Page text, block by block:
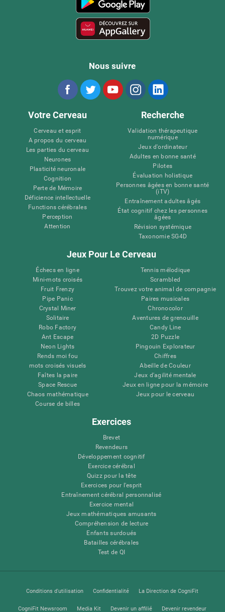
Nous suivre
Votre Cerveau
Cerveau et esprit
A propos du cerveau
Les parties du cerveau
Neurones
Plasticité neuronale
Cognition
Perte de Mémoire
Déficience intellectuelle
Functions cérébrales
Perception
Attention
Recherche
Validation thérapeutique
numérique
Jeux d'ordinateur
Adultes en bonne santé
Pilotes
Évaluation holistique
Personnes âgées en bonne santé
(iTV)
Entraînement adultes âgés
État cognitif chez les personnes
âgées
Révision systémique
Taxonomie SG4D
Jeux Pour Le Cerveau
Échecs en ligne
Mini-mots croisés
Fruit Frenzy
Pipe Panic
Crystal Miner
Solitaire
Robo Factory
Ant Escape
Neon Lights
Rends moi fou
mots croisés visuels
Faîtes la paire
Space Rescue
Chaos mathématique
Course de billes
Tennis mélodique
Scrambled
Trouvez votre animal de compagnie
Paires musicales
Chronocolor
Aventures de grenouille
Candy Line
2D Puzzle
Pingouin Explorateur
Chiffres
Abeille de Couleur
Jeux d'agilité mentale
Jeux en ligne pour la mémoire
Jeux pour le cerveau
Exercices
Brevet
Revendeurs
Développement cognitif
Exercice cérébral
Quizz pour la tête
Exercices pour l'esprit
Entraînement cérébral personnalisé
Exercice mental
Jeux mathématiques amusants
Compréhension de lecture
Enfants surdoués
Batailles cérébrales
Test de QI
Conditions d'utilisation Confidentialité La Direction de CogniFit
CogniFit Newsroom Media Kit Devenir un affilié Devenir revendeur